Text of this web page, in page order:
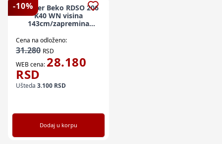
-10%
Frižider Beko RDSO 206
K40 WN visina
143cm/zapremina
Cena na odloženo:
31.280 RSD
WEB cena: 28.180
RSD
Ušteda 3.100 RSD
Dodaj u korpu